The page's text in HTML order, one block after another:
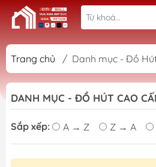
Trang chủ / Danh mục - Đồ
DANH MỤC - ĐỒ HÚT CAO
Sắp xếp: A → Z Z → A